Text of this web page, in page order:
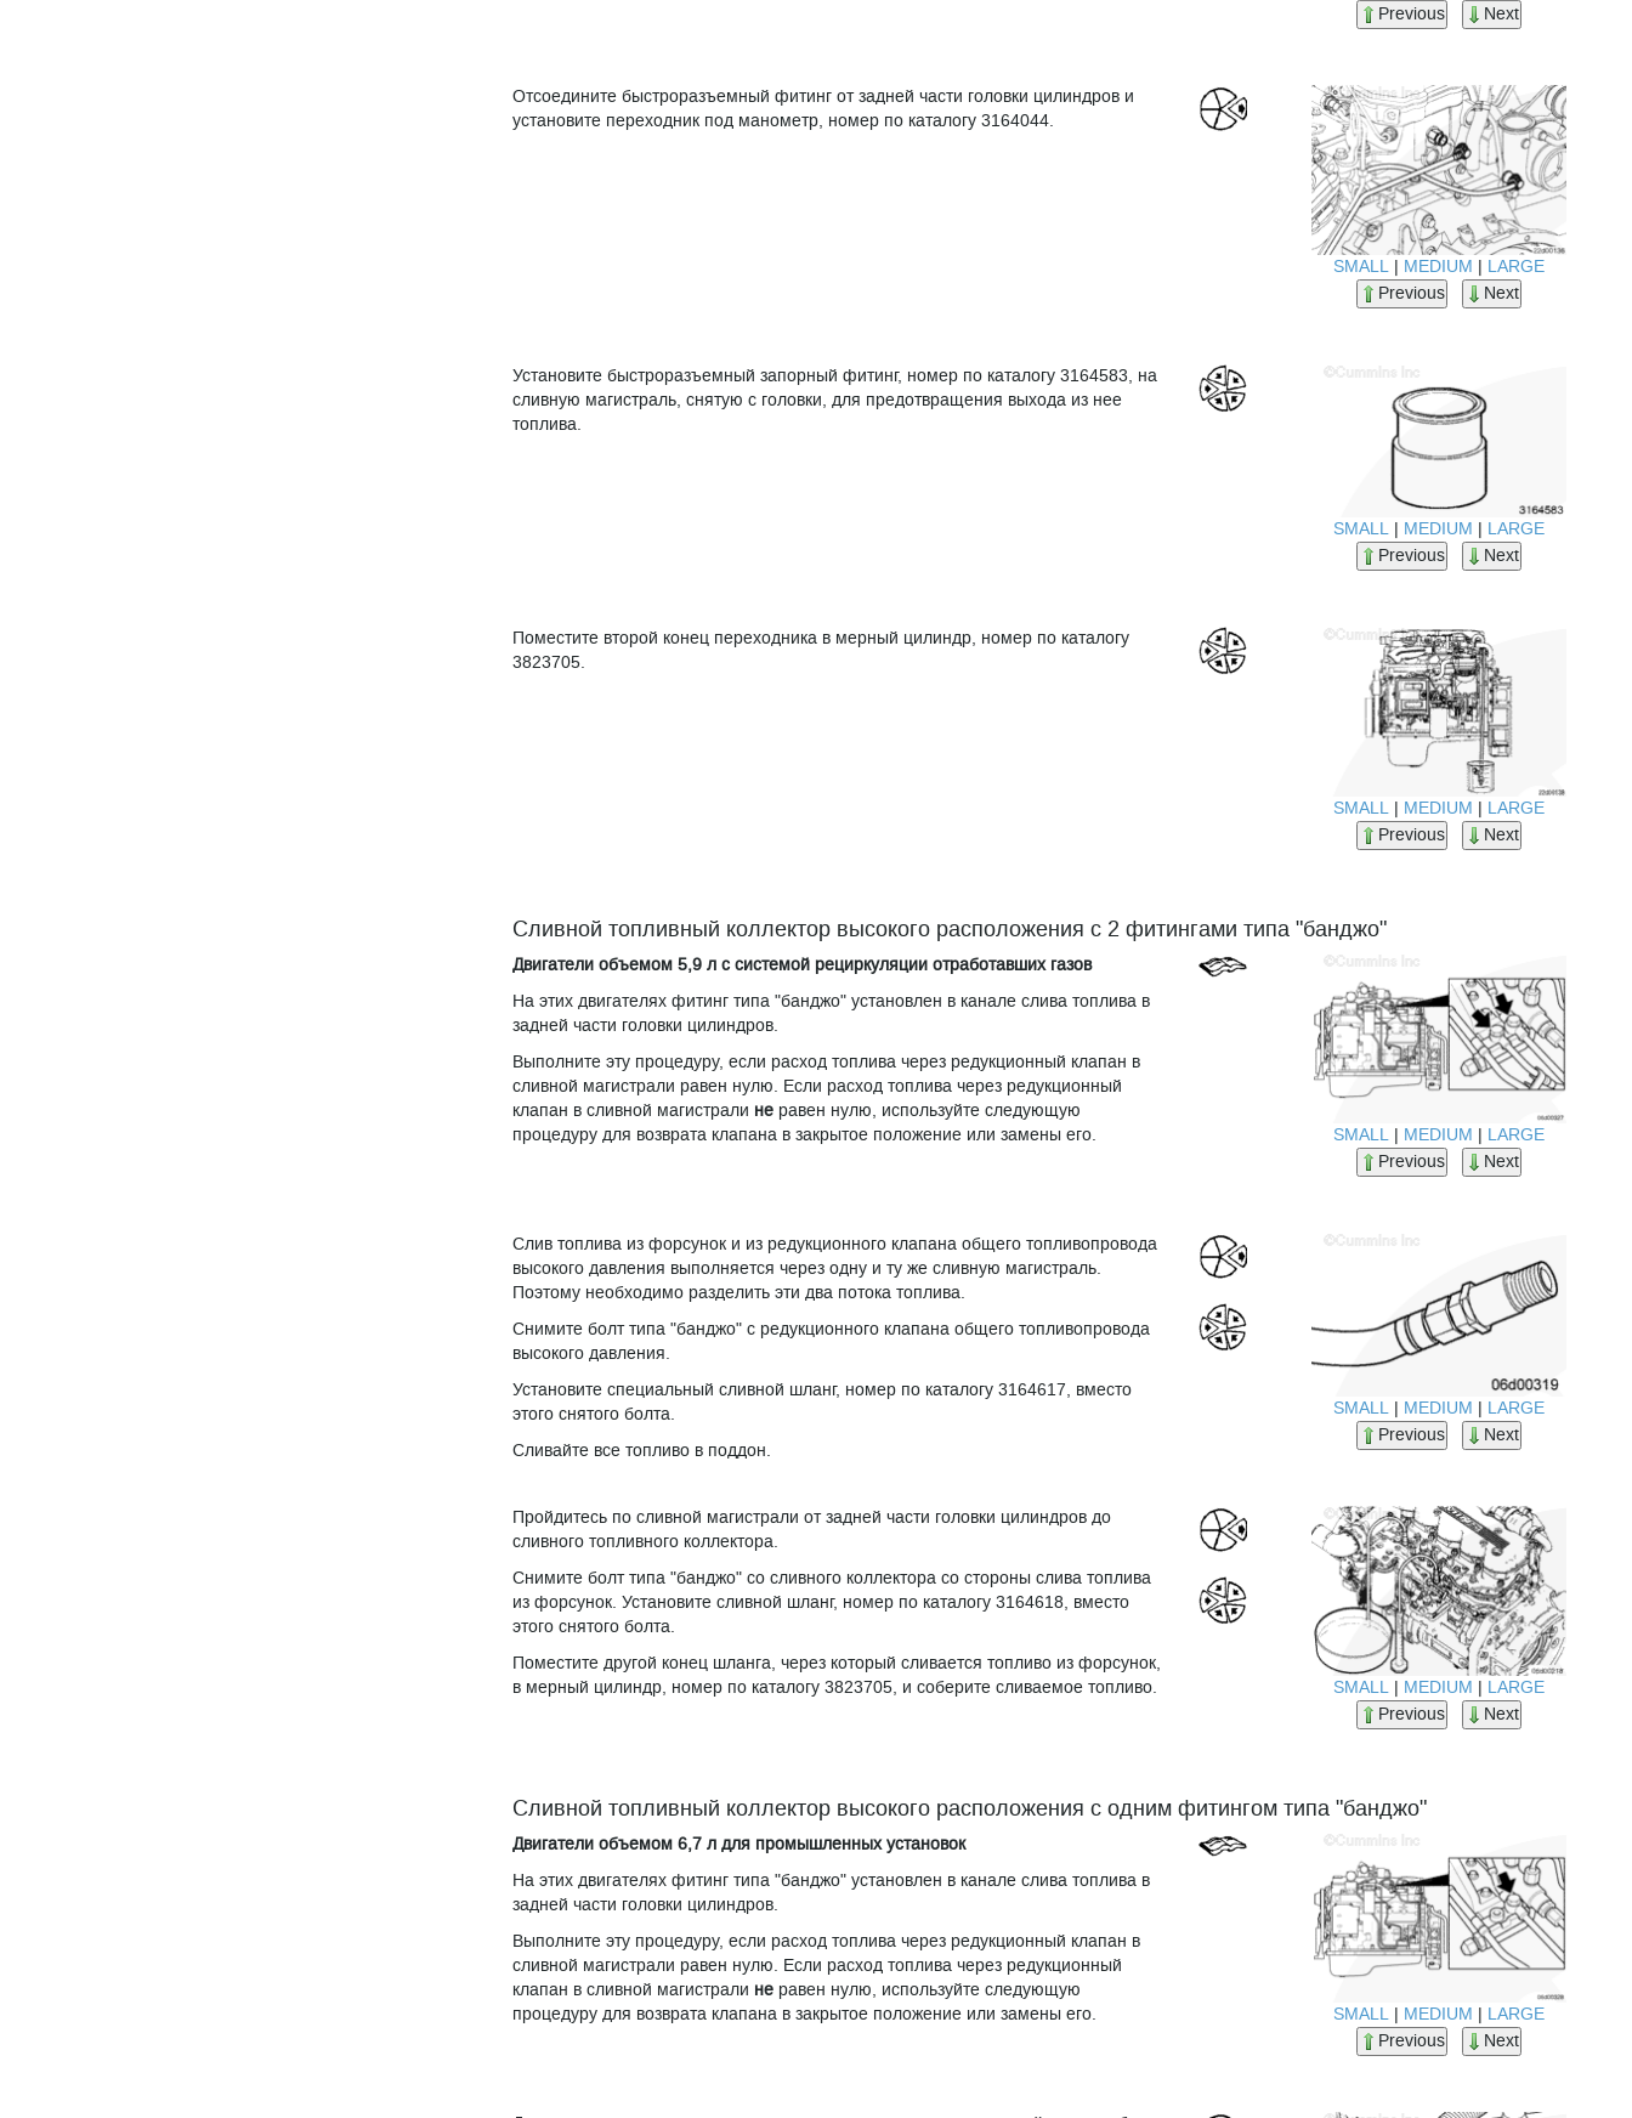
Previous
Next
Отсоедините быстроразъемный фитинг от задней части головки цилиндров и
установите переходник под манометр, номер по каталогу 3164044.
SMALL | MEDIUM | LARGE
Previous
Next
Установите быстроразъемный запорный фитинг, номер по каталогу 3164583, на
сливную магистраль, снятую с головки, для предотвращения выхода из нее
топлива.
SMALL | MEDIUM | LARGE
Previous
Next
Поместите второй конец переходника в мерный цилиндр, номер по каталогу
3823705.
SMALL | MEDIUM | LARGE
Previous
Next
Сливной топливный коллектор высокого расположения с 2 фитингами типа "банджо"
Двигатели объемом 5,9 л с системой рециркуляции отработавших газов
На этих двигателях фитинг типа "банджо" установлен в канале слива топлива в
задней части головки цилиндров.
Выполните эту процедуру, если расход топлива через редукционный клапан в
сливной магистрали равен нулю. Если расход топлива через редукционный
клапан в сливной магистрали неравен нулю, используйте следующую
процедуру для возврата клапана в закрытое положение или замены его.
SMALL | MEDIUM | LARGE
Previous
Next
Слив топлива из форсунок и из редукционного клапана общего топливопровода
высокого давления выполняется через одну и ту же сливную магистраль.
Поэтому необходимо разделить эти два потока топлива.
Снимите болт типа "банджо" с редукционного клапана общего топливопровода
высокого давления.
Установите специальный сливной шланг, номер по каталогу 3164617, вместо
этого снятого болта.
Сливайте все топливо в поддон.
SMALL | MEDIUM | LARGE
Previous
Next
Пройдитесь по сливной магистрали от задней части головки цилиндров до
сливного топливного коллектора.
Снимите болт типа "банджо" со сливного коллектора со стороны слива топлива
из форсунок. Установите сливной шланг, номер по каталогу 3164618, вместо
этого снятого болта.
Поместите другой конец шланга, через который сливается топливо из форсунок,
в мерный цилиндр, номер по каталогу 3823705, и соберите сливаемое топливо.
SMALL | MEDIUM | LARGE
Previous
Next
Сливной топливный коллектор высокого расположения с одним фитингом типа "банджо"
Двигатели объемом 6,7 л для промышленных установок
На этих двигателях фитинг типа "банджо" установлен в канале слива топлива в
задней части головки цилиндров.
Выполните эту процедуру, если расход топлива через редукционный клапан в
сливной магистрали равен нулю. Если расход топлива через редукционный
клапан в сливной магистрали неравен нулю, используйте следующую
процедуру для возврата клапана в закрытое положение или замены его.
SMALL | MEDIUM | LARGE
Previous
Next